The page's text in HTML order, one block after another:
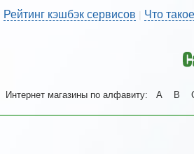
Рейтинг кэшбэк сервисов | Что
Интернет магазины по алфавиту: A B